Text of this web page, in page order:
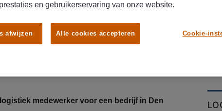
medewerker stuur je het logistieke team aan
goederenstroom. Dankzij jouw inzet zijn
moment op de juiste plek beschikbaar voor
daarmee tot € 4.000,- bruto per maand, ontvangt
gaat direct in dienst bij de opdrachtgever. Klaar
met verantwoordelijkheid en afwisseling?
medewerker voor een bedrijf in Den
en gebruikerservaring van onze website.
Cookie-
afwijzen Alle cookies accepteren